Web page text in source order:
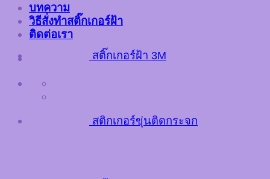
บทความ
วิธีสั่งทำสติ๊กเกอร์ฝ้า
ติดต่อเรา
สติ๊กเกอร์ฝ้า 3M
สติกเกอร์ขุ่นติดกระจก